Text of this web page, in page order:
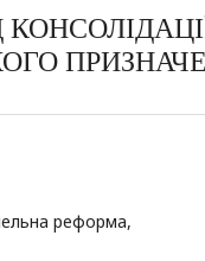
реформа,